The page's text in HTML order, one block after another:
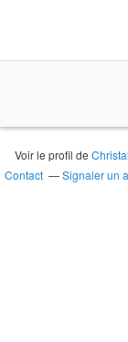
Voir le profil de
Contact
Signaler un